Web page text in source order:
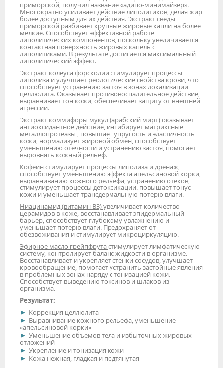
приморской, получил название «адипо-минимайзер».
Многократно усиливает действие липолитиков, делая жир
более доступным для их действия. Экстракт сведы
приморской разбивает крупные жировые капли на более
мелкие. Способствует эффективной работе
липолитических компонентов, поскольку увеличивается
контактная поверхность жировых капель с
липолитиками. В результате достигается максимальный
липолитический эффект.
Экстракт колеуса форсколии стимулирует процессы
липолиза и улучшает реологические свойства крови, что
способствует устранению застоя в зонах локализации
целлюлита. Оказывает противовоспалительное действие,
выравнивает тон кожи, обеспечивает защиту от внешней
агрессии.
Экстракт коммифоры мукул (арабский мирт)оказывает
антиоксидантное действие, ингибирует матриксные
металлопротеазы , повышает упругость и эластичность
кожи, нормализует жировой обмен, способствует
уменьшению отечности и устранению застоя, помогает
выровнять кожный рельеф.
Кофеин стимулирует процессы липолиза и дренаж,
способствует уменьшению эффекта апельсиновой корки,
выравниванию кожного рельефа, устранению отеков,
стимулирует процессы детоксикации. повышает тонус
кожи и уменьшает трансдермальную потерю влаги.
Ниацинамид (витамин В3)увеличивает количество
церамидов в коже, восстанавливает эпидермальный
барьер, способствует глубокому увлажнению и
уменьшает потерю влаги. Предохраняет от
обезвоживания и стимулирует микроциркуляцию.
Эфирное масло грейпфрута стимулирует лимфатическую
систему, контролирует баланс жидкости в организме.
Восстанавливает и укрепляет стенки сосудов, улучшает
кровообращение, помогает устранить застойные явления
в проблемных зонах наряду с тонизацией кожи.
Способствует выведению токсинов и шлаков из
организма.
Результат:
Коррекция целлюлита
Выравнивание кожного рельефа, уменьшение
«апельсиновой корки»
Уменьшение объемов тела и избыточных жировых
отложений
Укрепление и тонизация кожи
Кожа нежная, гладкая и подтянутая